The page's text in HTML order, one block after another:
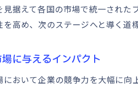
多様な商
商標の多
国際市場での
国際市場
据えて各国の市場で統一され
高め、次のステージへと導く道
に与えるインパクト
おいて企業の競争力を大幅に